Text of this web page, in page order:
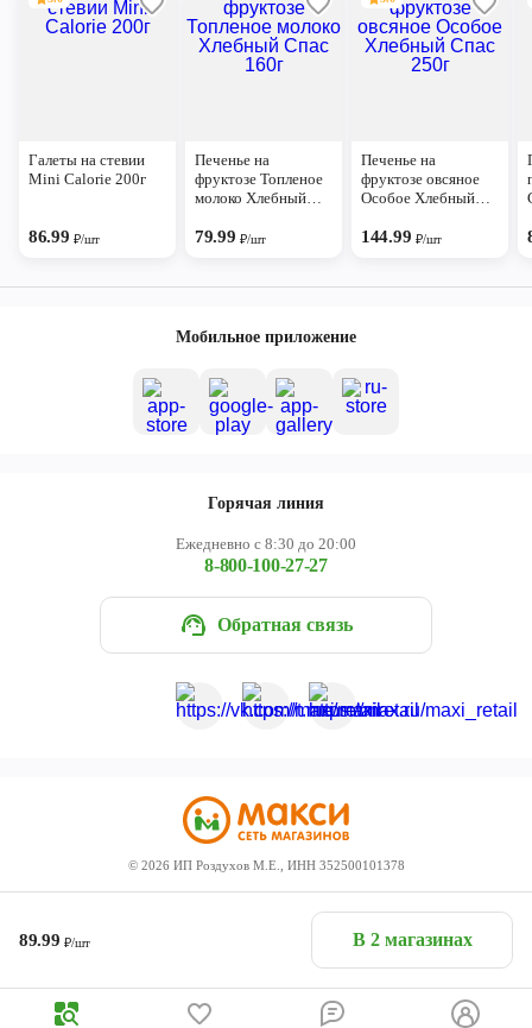
89.99₽/шт В 2 магазинах
Галеты на стевии
Mini Calorie 200г
86.99₽/шт
Печенье на
фруктозе Топленое
молоко Хлебный
79.99₽/шт
Печенье на
фруктозе овсяное
Особое Хлебный
144.99 ₽/шт
Мобильное приложение
Горячая линия
Ежедневно с 8:30 до 20:00
8-800-100-27-27
Обратная связь
© 2026 ИП Роздухов М.Е., ИНН 352500101378